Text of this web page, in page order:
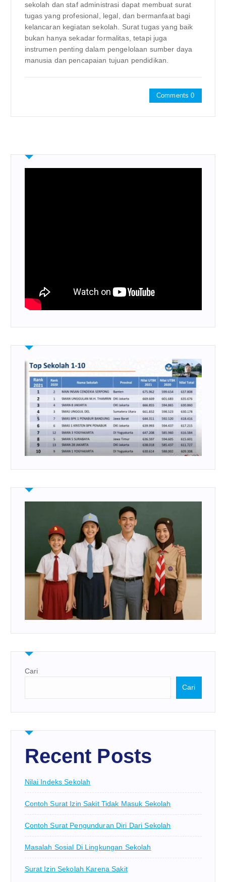
sekolah dan staf administrasi dapat membuat surat
tugas yang profesional, legal, dan bermanfaat bagi
kelancaran kegiatan sekolah. Surat tugas yang baik
bukan hanya sekadar formalitas, tetapi juga
instrumen penting dalam pengelolaan sumber daya
manusia dan pencapaian tujuan pendidikan.
Comments 0
Cari
Cari
Recent Posts
Nilai Indeks Sekolah
Contoh Surat Izin Sakit Tidak Masuk Sekolah
Contoh Surat Pengunduran Diri Dari Sekolah
Masalah Sosial Di Lingkungan Sekolah
Surat Izin Sekolah Karena Sakit